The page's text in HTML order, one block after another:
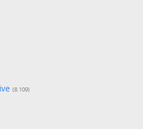
A Merry Christmas